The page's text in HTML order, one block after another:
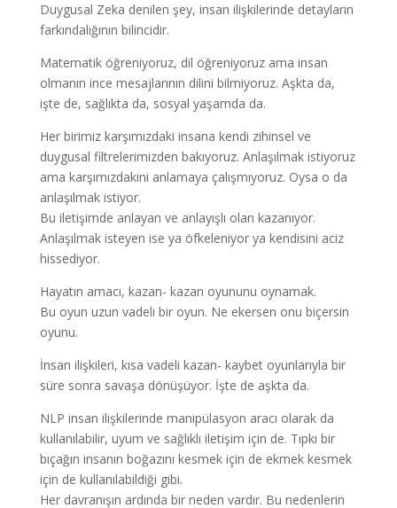
Duygusal Zeka denilen şey, insan ilişkilerinde detayların
farkındalığının bilincidir.
Matematik öğreniyoruz, dil öğreniyoruz ama insan
olmanın ince mesajlarının dilini bilmiyoruz. Aşkta da,
işte de, sağlıkta da, sosyal yaşamda da.
Her birimiz karşımızdaki insana kendi zihinsel ve
duygusal filtrelerimizden bakıyoruz. Anlaşılmak istiyoruz
ama karşımızdakini anlamaya çalışmıyoruz. Oysa o da
anlaşılmak istiyor.
Bu iletişimde anlayan ve anlayışlı olan kazanıyor.
Anlaşılmak isteyen ise ya öfkeleniyor ya kendisini aciz
hissediyor.
Hayatın amacı, kazan- kazan oyununu oynamak.
Bu oyun uzun vadeli bir oyun. Ne ekersen onu biçersin
oyunu.
İnsan ilişkileri, kısa vadeli kazan- kaybet oyunlarıyla bir
süre sonra savaşa dönüşüyor. İşte de aşkta da.
NLP insan ilişkilerinde manipülasyon aracı olarak da
kullanılabilir, uyum ve sağlıklı iletişim için de. Tıpkı bir
bıçağın insanın boğazını kesmek için de ekmek kesmek
için de kullanılabildiği gibi.
Her davranışın ardında bir neden vardır. Bu nedenlerin